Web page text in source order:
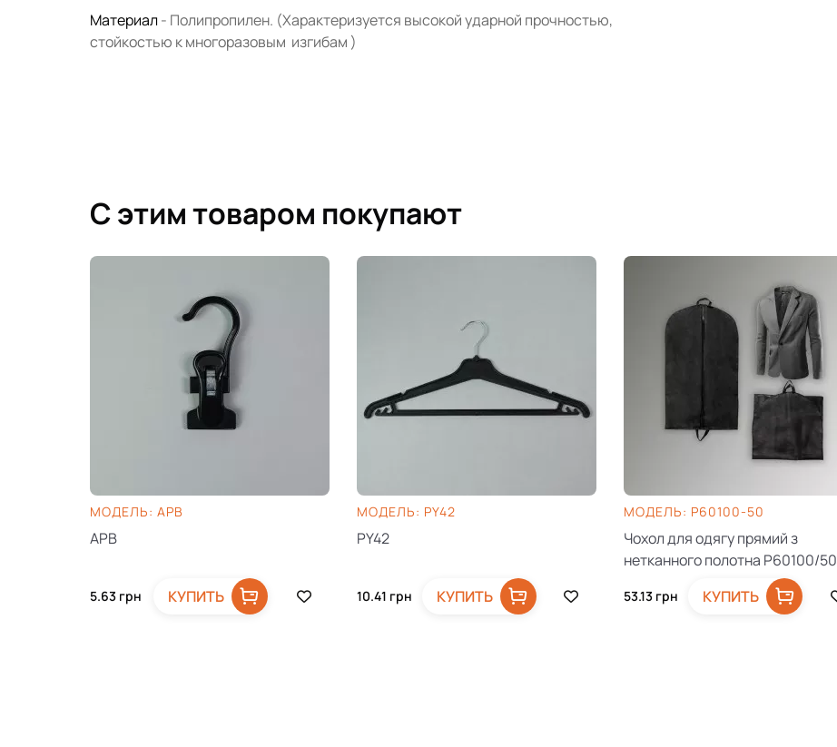
Материал- Полипропилен. (Характеризуется высокой ударной прочностью,
стойкостью к многоразовым изгибам )
C этим товаром покупают
МОДЕЛЬ: APB
APB
5.63 грн КУПИТЬ
МОДЕЛЬ: PY42
PY42
10.41 грн КУПИТЬ
МОДЕЛЬ: P60100-50
Чохол для одягу прямий з
нетканного полотна P60100/50
53.13 грн КУПИТЬ